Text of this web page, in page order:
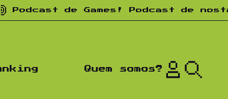
de Games! Podcast de
Quem somos?